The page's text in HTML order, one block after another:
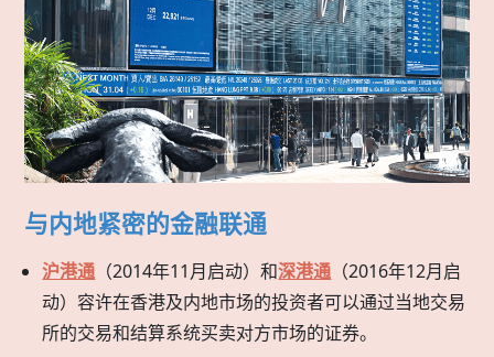
与内地紧密的金融联通
沪港通 （2014年11月启动）和深港通 （2016年12月启
动）容许在香港及内地市场的投资者可以通过当地交易
所的交易和结算系统买卖对方市场的证券。